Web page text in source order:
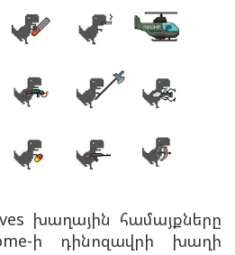
խաղային համայքները
ի դինոզավրի խաղի